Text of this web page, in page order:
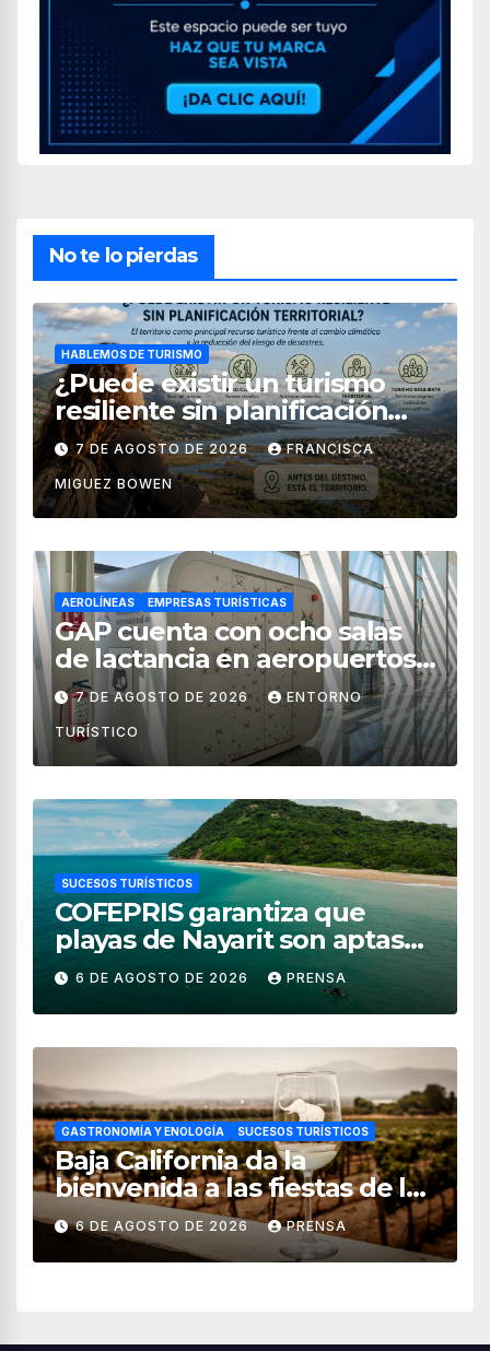
No te lo pierdas
HABLEMOS DE TURISMO
¿Puede existir un turismo
resiliente sin planificación
territorial?
7 DE AGOSTO DE 2026 FRANCISCA
MIGUEZ BOWEN
AEROLÍNEAS EMPRESAS TURÍSTICAS
GAP cuenta con ocho salas
de lactancia en aeropuertos
de México
7 DE AGOSTO DE 2026 ENTORNO
TURÍSTICO
SUCESOS TURÍSTICOS
COFEPRIS garantiza que
playas de Nayarit son aptas
para uso recreativo
6 DE AGOSTO DE 2026 PRENSA
GASTRONOMÍA Y ENOLOGÍA SUCESOS TURÍSTICOS
Baja California da la
bienvenida a las fiestas de la
vendimia 2026
6 DE AGOSTO DE 2026 PRENSA